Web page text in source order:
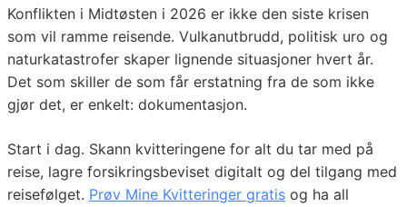
Konflikten i Midtøsten i 2026 er ikke den siste krisen
som vil ramme reisende. Vulkanutbrudd, politisk uro og
naturkatastrofer skaper lignende situasjoner hvert år.
Det som skiller de som får erstatning fra de som ikke
gjør det, er enkelt: dokumentasjon.
Start i dag. Skann kvitteringene for alt du tar med på
reise, lagre forsikringsbeviset digitalt og del tilgang med
reisefølget. Prøv Mine Kvitteringer gratis og ha all